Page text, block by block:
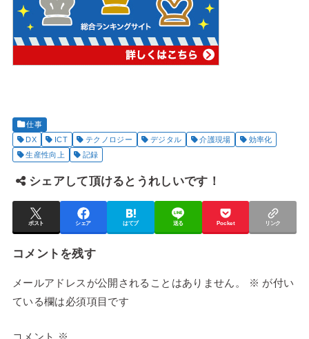
仕事
DX
ICT テクノロジー デジタル 介護現場
効率化
生産性向上
記録
シェアして頂けるとうれしいです！
ポスト シェア はてブ 送る Pocket リンク
コメントを残す
メールアドレスが公開されることはありません。 ※ が付い
ている欄は必須項目です
コメント ※